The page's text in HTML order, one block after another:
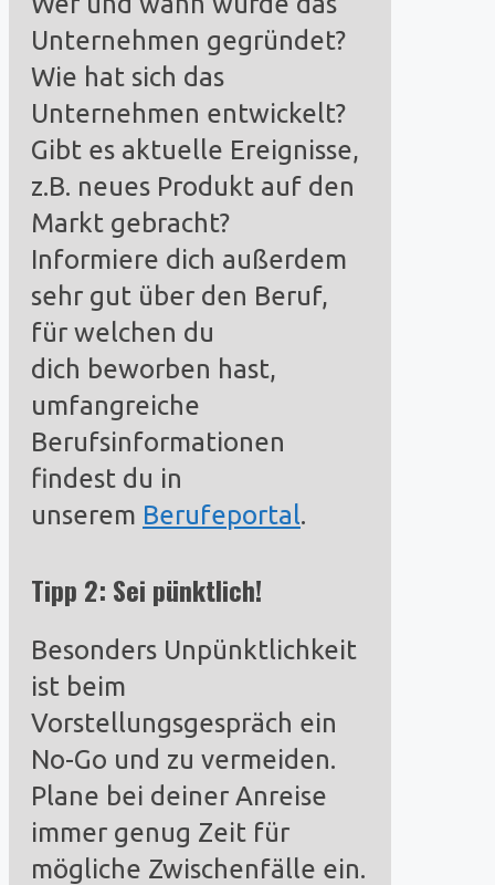
Unternehmen gegründet?
Wie hat sich das
Unternehmen entwickelt?
Gibt es aktuelle Ereignisse,
z.B. neues Produkt auf den
Markt gebracht?
Informiere dich außerdem
sehr gut über den Beruf,
für welchen du
dich beworben hast,
umfangreiche
Berufsinformationen
findest du in
unserem Berufeportal.
Tipp 2: Sei pünktlich!
Besonders Unpünktlichkeit
ist beim
Vorstellungsgespräch ein
No-Go und zu vermeiden.
Plane bei deiner Anreise
immer genug Zeit für
mögliche Zwischenfälle ein.